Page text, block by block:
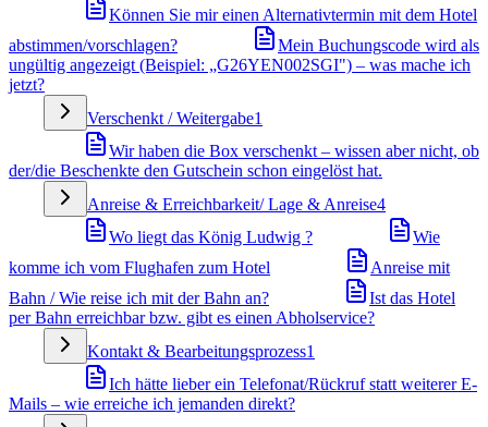
Können Sie mir einen Alternativtermin mit dem Hotel
abstimmen/vorschlagen?
Mein Buchungscode wird als
ungültig angezeigt (Beispiel: „G26YEN002SGI") – was mache ich
jetzt?
Verschenkt / Weitergabe1
Wir haben die Box verschenkt – wissen aber nicht, ob
der/die Beschenkte den Gutschein schon eingelöst hat.
Anreise & Erreichbarkeit/ Lage & Anreise4
Wo liegt das König Ludwig ?
Wie
komme ich vom Flughafen zum Hotel
Anreise mit
Bahn / Wie reise ich mit der Bahn an?
Ist das Hotel
per Bahn erreichbar bzw. gibt es einen Abholservice?
Kontakt & Bearbeitungsprozess1
Ich hätte lieber ein Telefonat/Rückruf statt weiterer E-
Mails – wie erreiche ich jemanden direkt?